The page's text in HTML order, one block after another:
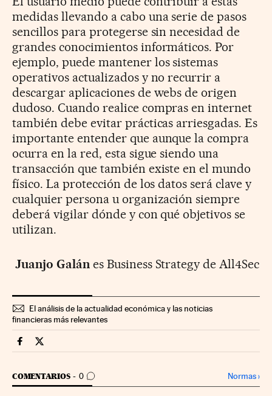
medidas llevando a cabo una serie de pasos
sencillos para protegerse sin necesidad de
grandes conocimientos informáticos. Por
ejemplo, puede mantener los sistemas
operativos actualizados y no recurrir a
descargar aplicaciones de webs de origen
dudoso. Cuando realice compras en internet
también debe evitar prácticas arriesgadas. Es
importante entender que aunque la compra
ocurra en la red, esta sigue siendo una
transacción que también existe en el mundo
físico. La protección de los datos será clave y
cualquier persona u organización siempre
deberá vigilar dónde y con qué objetivos se
utilizan.
Juanjo Galán es Business Strategy de All4Sec
El análisis de la actualidad económica y las noticias
financieras más relevantes
Mercados Financieros Cinco Días en Facebook
Mercados Financieros Cinco Días en Twitter
COMENTARIOS 0
IR A LOS COMENTARIOS Normas›